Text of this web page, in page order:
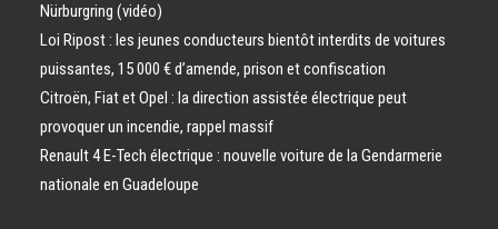
Nürburgring (vidéo)
Loi Ripost : les jeunes conducteurs bientôt interdits de voitures
puissantes, 15 000 € d’amende, prison et confiscation
Citroën, Fiat et Opel : la direction assistée électrique peut
provoquer un incendie, rappel massif
Renault 4 E-Tech électrique : nouvelle voiture de la Gendarmerie
nationale en Guadeloupe